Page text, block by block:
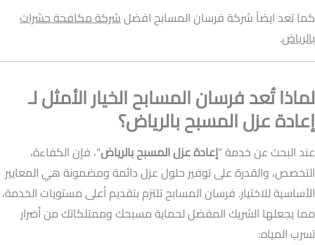
كما تعد ايضاً شركة فرسان المسابح افضلشركة مكافحة حشرات
بالرياض.
لماذا تُعد فرسان المسابح الخيار الأمثل لـ
إعادة عزل المسبح بالرياض؟
عند البحث عن خدمة “إعادة عزل المسبح بالرياض“، فإن الكفاءة،
التخصص، والقدرة على توفير حلول عزل دائمة ومضمونة هي المعايير
الأساسية للاختيار. فرسان المسابح تلتزم بتقديم أعلى مستويات الخدمة،
مما يجعلها الشريك المفضل لحماية مسبحك وممتلكاتك من أضرار
تسرب المياه: